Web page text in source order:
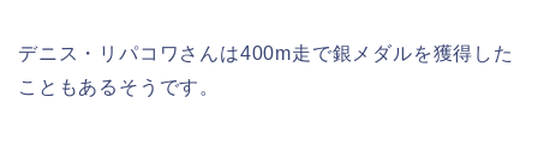
デニス・リパコワさんは400m走で銀メダルを獲得した
こともあるそうです。